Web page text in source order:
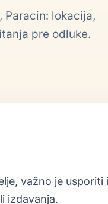
Paracin: lokacija,
pre odluke.
važno je
izdavanja.